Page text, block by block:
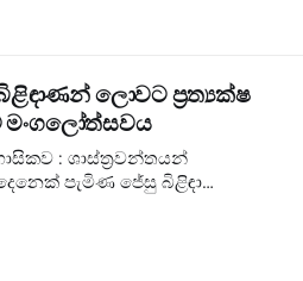
ලොවට ප්‍රත්‍යක්ෂ
මංගලෝත්සවය
: ශාස්ත්‍රවන්තයන්
පැමිණ ජේසු බිළිඳා